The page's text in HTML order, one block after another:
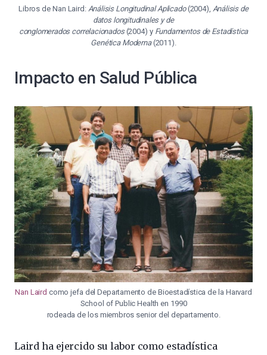
Libros de Nan Laird: Análisis Longitudinal Aplicado(2004), Análisis de
datos longitudinales y de
conglomerados correlacionados(2004) y Fundamentos de Estadística
Genética Moderna(2011).
Impacto en Salud Pública
Nan Laird como jefa del Departamento de Bioestadística de la Harvard
School of Public Health en 1990
rodeada de los miembros senior del departamento.
Laird ha ejercido su labor como estadística